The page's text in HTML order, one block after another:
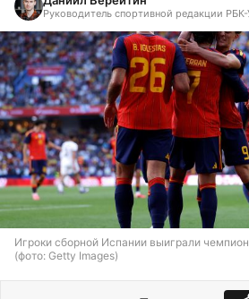
Руководитель спортивной редакции
Игроки сборной Испании выиграли
(фото: Getty Images)